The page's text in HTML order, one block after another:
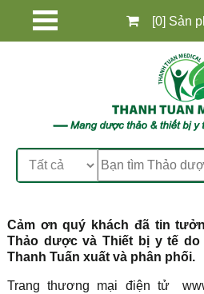
[0] Sản
Cảm ơn quý khách đã tin
Thảo dược và Thiết bị y tế
Thanh Tuấn xuất và phân phối.
Trang thương mại điện tử